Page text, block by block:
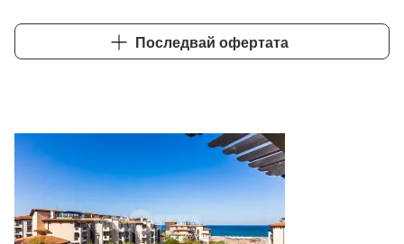
Последвай офертата